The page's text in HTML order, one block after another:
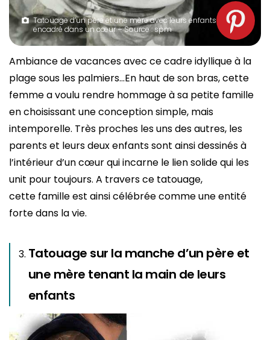
Tatouage d’un père et une mère avec leurs enfants
encadré dans un cœur – Source : spm
Ambiance de vacances avec ce cadre idyllique à la
plage sous les palmiers…En haut de son bras, cette
femme a voulu rendre hommage à sa petite famille
en choisissant une conception simple, mais
intemporelle. Très proches les uns des autres, les
parents et leurs deux enfants sont ainsi dessinés à
l’intérieur d’un cœur qui incarne le lien solide qui les
unit pour toujours. A travers ce tatouage,
cette famille est ainsi célébrée comme une entité
forte dans la vie.
Tatouage sur la manche d’un père et
une mère tenant la main de leurs
enfants